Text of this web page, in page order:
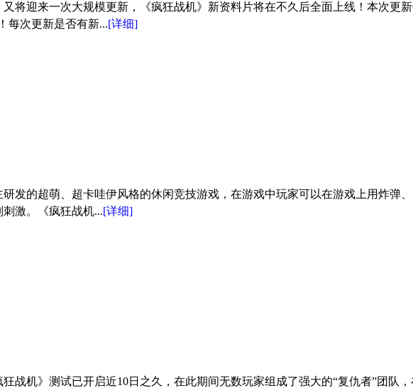
将迎来一次大规模更新，《疯狂战机》新资料片将在不久后全面上线！本次更
每次更新是否有新...[详细]
研发的超萌、超卡哇伊风格的休闲竞技游戏，在游戏中玩家可以在游戏上用炸弹
激。《疯狂战机...[详细]
战机》测试已开启近10日之久，在此期间无数玩家组成了强大的“复仇者”团队